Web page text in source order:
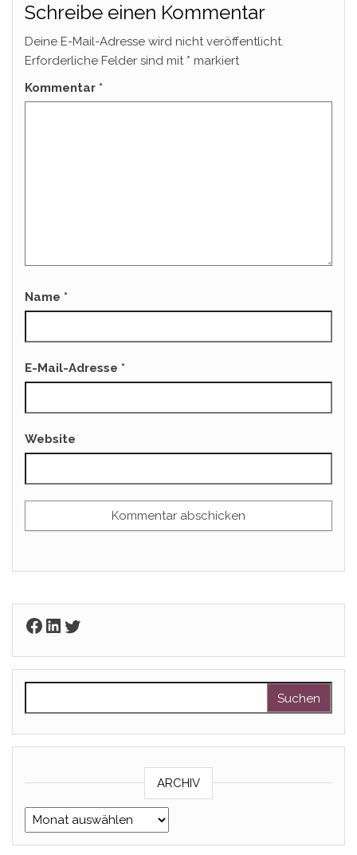
Schreibe einen Kommentar
Deine E-Mail-Adresse wird nicht veröffentlicht.
Erforderliche Felder sind mit * markiert
Kommentar *
Name *
E-Mail-Adresse *
Website
Facebook
LinkedIn
Twitter
ARCHIV
Archiv